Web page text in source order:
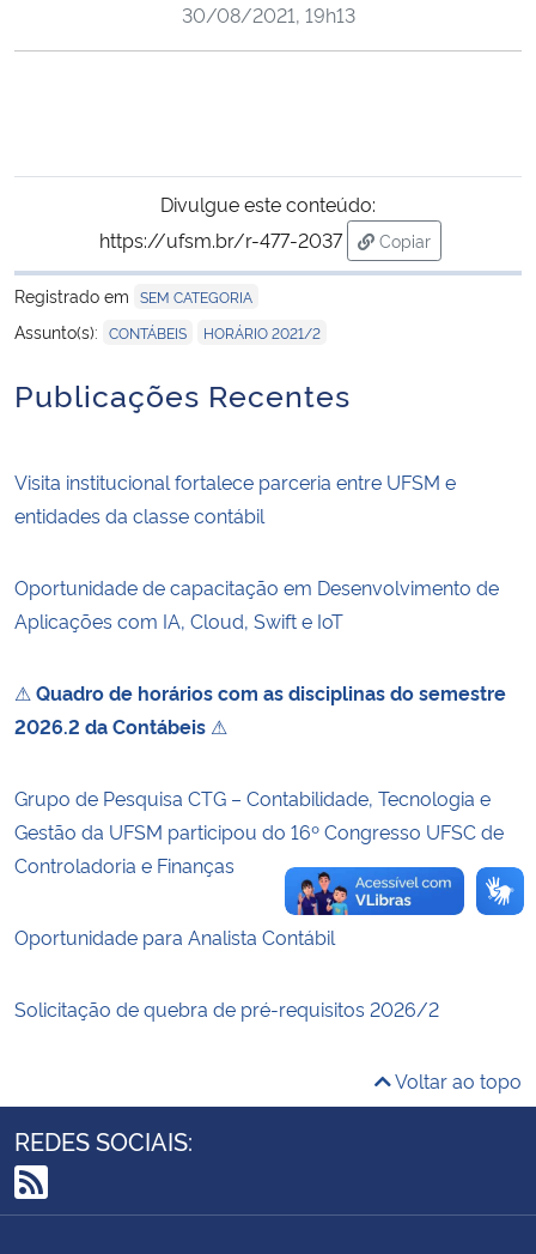
Ministério da Ciência, Tecnologia, Inovações e Comunicações
Ministério do Meio Ambiente
Ministério do Turismo
Ministério do Desenvolvimento Regional
Ministério da Mulher, da Família e dos Direitos Humanos
Secretaria-Geral
Gabinete de Segurança Institucional
Banco Central do Brasil
30/08/2021, 19h13
Divulgue este conteúdo:
https://ufsm.br/r-477-2037
Copiar
para área de
Registrado em SEM CATEGORIA
Assunto(s): CONTÁBEIS HORÁRIO 2021/2
Publicações Recentes
Visita institucional fortalece parceria entre UFSM e
entidades da classe contábil
Oportunidade de capacitação em Desenvolvimento de
Aplicações com IA, Cloud, Swift e IoT
⚠ Quadro de horários com as disciplinas do semestre
2026.2 da Contábeis ⚠
Grupo de Pesquisa CTG – Contabilidade, Tecnologia e
Gestão da UFSM participou do 16º Congresso UFSC de
Controladoria e Finanças
Oportunidade para Analista Contábil
Solicitação de quebra de pré-requisitos 2026/2
Voltar ao topo
REDES SOCIAIS:
RSS